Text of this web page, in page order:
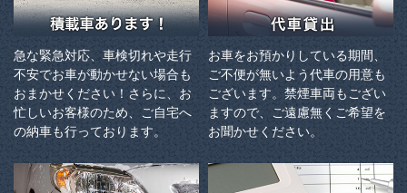
急な緊急対応、車検切れや走行
不安でお車が動かせない場合も
おまかせください！さらに、お
忙しいお客様のため、ご自宅へ
の納⾞も⾏っております。
お車をお預かりしている期間、
ご不便が無いよう代車の用意も
ございます。禁煙車両もござい
ますので、ご遠慮無くご希望を
お聞かせください。